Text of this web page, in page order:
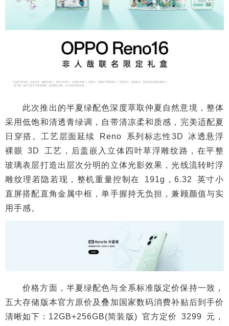
此次推出的半夏绿配色深度萃取仲夏自然意境，整体
采用低饱和清透青绿调，自带清凉柔和质感，完美适配夏
日穿搭。工艺层面延续 Reno 系列标志性3D 冰透悬浮
裸眼 3D 工艺，后盖嵌入立体四叶草浮雕纹路，在平整
玻璃表层打造出层次分明的立体光影效果，光线流转时浮
雕纹理若隐若现，整机重量控制在 191g，6.32 英寸小
直屏搭配直角金属中框，单手握持无负担，兼顾颜值与实
用手感。
价格方面，半夏绿配色与全系标准版定价保持一致，
五大存储版本官方原价及叠加国家数码消费补贴后到手价
清晰如下：12GB+256GB(简装版) 官方定价 3299 元，